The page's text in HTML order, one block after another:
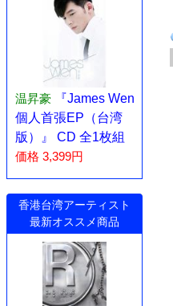
温昇豪
『James Wen
個人首張EP（台湾
版）』 CD 全1枚組
価格 3,399円
香港台湾アーティスト
最新オススメ商品